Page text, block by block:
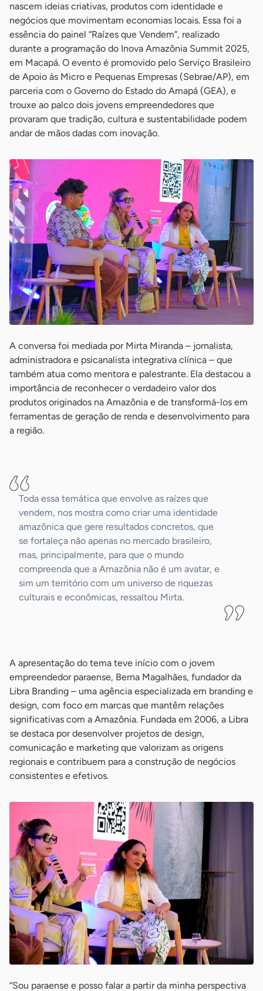
nascem ideias criativas, produtos com identidade e
negócios que movimentam economias locais. Essa foi a
essência do painel “Raízes que Vendem”, realizado
durante a programação do Inova Amazônia Summit 2025,
em Macapá. O evento é promovido pelo Serviço Brasileiro
de Apoio às Micro e Pequenas Empresas (Sebrae/AP), em
parceria com o Governo do Estado do Amapá (GEA), e
trouxe ao palco dois jovens empreendedores que
provaram que tradição, cultura e sustentabilidade podem
andar de mãos dadas com inovação.
A conversa foi mediada por Mirta Miranda – jornalista,
administradora e psicanalista integrativa clínica – que
também atua como mentora e palestrante. Ela destacou a
importância de reconhecer o verdadeiro valor dos
produtos originados na Amazônia e de transformá-los em
ferramentas de geração de renda e desenvolvimento para
a região.
Toda essa temática que envolve as raízes que
vendem, nos mostra como criar uma identidade
amazônica que gere resultados concretos, que
se fortaleça não apenas no mercado brasileiro,
mas, principalmente, para que o mundo
compreenda que a Amazônia não é um avatar, e
sim um território com um universo de riquezas
culturais e econômicas, ressaltou Mirta.
A apresentação do tema teve início com o jovem
empreendedor paraense, Berna Magalhães, fundador da
Libra Branding – uma agência especializada em branding e
design, com foco em marcas que mantêm relações
significativas com a Amazônia. Fundada em 2006, a Libra
se destaca por desenvolver projetos de design,
comunicação e marketing que valorizam as origens
regionais e contribuem para a construção de negócios
consistentes e efetivos.
“Sou paraense e posso falar a partir da minha perspectiva